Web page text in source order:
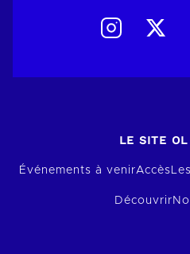
LE SITE OL
Événements à venirAccès
Découvrir